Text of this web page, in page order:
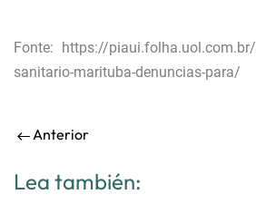
Fonte: https://piaui.folha.uol.com.br/
sanitario-marituba-denuncias-para/
Anterior
Lea también: